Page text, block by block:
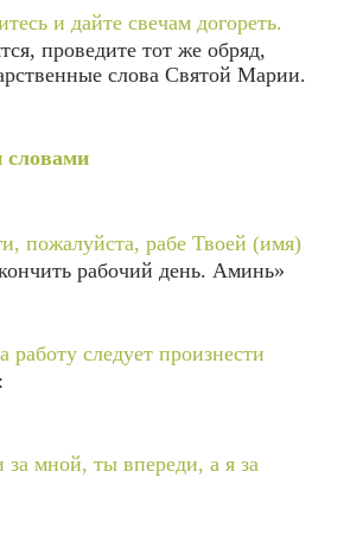
и дайте свечам догореть.
проведите тот же обряд,
слова Святой Марии.
словами
пожалуйста, рабе Твоей (имя)
рабочий день. Аминь»
работу следует произнести
за мной, ты впереди, а я за